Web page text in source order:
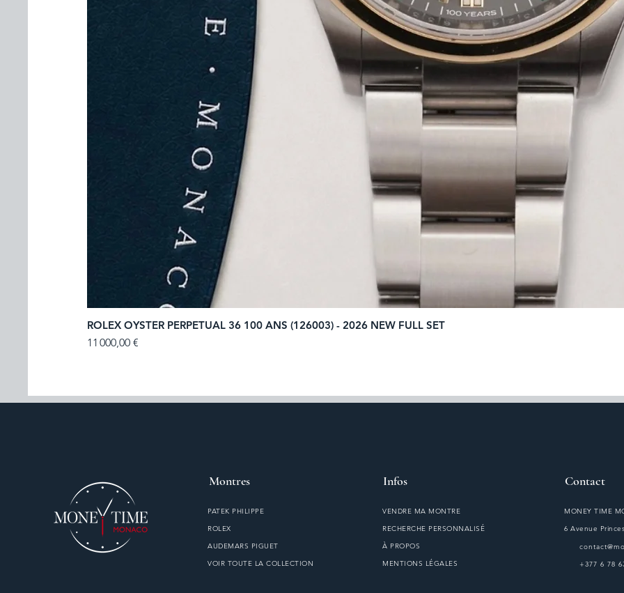
Aperçu rapide
ROLEX OYSTER PERPETUAL 36 100 ANS (126003) - 2026 NEW FULL SET
Prix
11 000,00 €
Montres
PATEK PHILIPPE
ROLEX
AUDEMARS PIGUET
VOIR TOUTE LA COLLECTION
Infos
VENDRE MA MONTRE
RECHERCHE PERSONNALISÉ
À PROPOS
MENTIONS LÉGALES
Contact
MONEY TIME
6 Avenue
+377 6 78